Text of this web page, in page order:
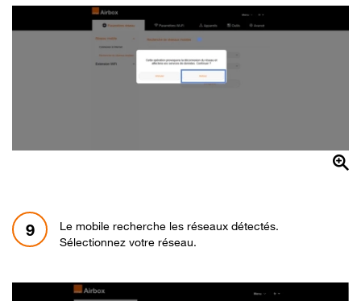
9
Le mobile recherche les réseaux détectés.
Sélectionnez votre réseau.